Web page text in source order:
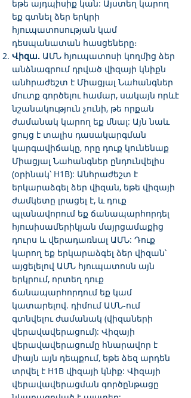
եթե այդպիսիք կան: Այստեղ կարող
եք գտնել ձեր երկրի
հյուպատոսության կամ
դեսպանատան հասցեները։
Վիզա. ԱՄՆ հյուպատոսի կողմից ձեր
անձնագրում դրված վիզայի կնիքն
անհրաժեշտ է Միացյալ Նահանգներ
մուտք գործելու համար, սակայն որևէ
նշանակություն չունի, թե որքան
ժամանակ կարող եք մնալ: Այն նաև
ցույց է տալիս դասակարգման
կարգավիճակը, որը դուք կունենաք
Միացյալ Նահանգներ ընդունվելիս
(օրինակ՝ H1B): Անհրաժեշտ է
երկարաձգել ձեր վիզան, եթե վիզայի
ժամկետը լրացել է, և դուք
պլանավորում եք ճանապարհորդել
հյուսիսամերիկյան մայրցամաքից
դուրս և վերադառնալ ԱՄՆ: Դուք
կարող եք երկարաձգել ձեր վիզան՝
այցելելով ԱՄՆ հյուպատոսն այն
երկրում, որտեղ դուք
ճանապարհորդում եք կամ
կատարելով. դիմում ԱՄՆ-ում
գտնվելու ժամանակ (վիզաների
վերավավերացում): Վիզայի
վերավավերացումը հնարավոր է
միայն այն դեպքում, եթե ձեզ արդեն
տրվել է H1B վիզայի կնիք: Վիզայի
վերավավերացման գործընթացը